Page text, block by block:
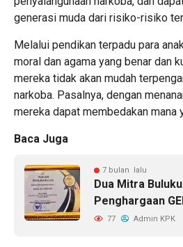
generasi muda dari risiko-risiko
Melalui pendikan terpadu para
moral dan agama yang benar dan
mereka tidak akan mudah
narkoba. Pasalnya, dengan
mereka dapat membedakan mana
Baca Juga
7 bulan lalu
Dua Mitra
Penghargaan
77 Admin KPK